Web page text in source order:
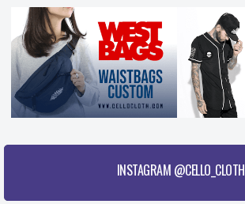
INSTAGRAM @CELLO_CLOTH